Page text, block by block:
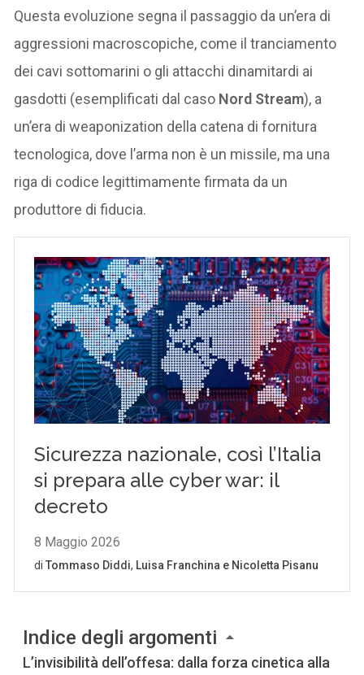
Questa evoluzione segna il passaggio da un’era di
aggressioni macroscopiche, come il tranciamento
dei cavi sottomarini o gli attacchi dinamitardi ai
gasdotti (esemplificati dal caso Nord Stream), a
un’era di weaponization della catena di fornitura
tecnologica, dove l’arma non è un missile, ma una
riga di codice legittimamente firmata da un
produttore di fiducia.
Indice degli argomenti
L’invisibilità dell’offesa: dalla forza cinetica alla